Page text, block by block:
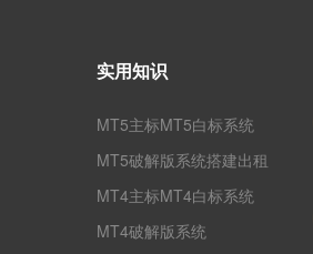
实用知识
MT5主标MT5白标系统
MT5破解版系统搭建出租
MT4主标MT4白标系统
MT4破解版系统